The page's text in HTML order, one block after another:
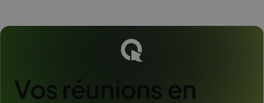
Vos réunions en